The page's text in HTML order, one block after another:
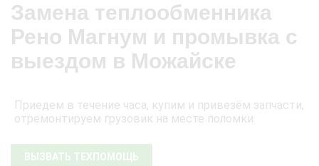
Замена теплообменника
Рено Магнум и промывка с
выездом в Можайске
Приедем в течение часа, купим и привезём запчасти,
отремонтируем грузовик на месте поломки
ВЫЗВАТЬ ТЕХПОМОЩЬ